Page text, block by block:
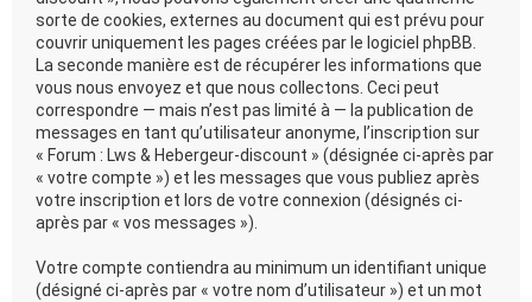
sorte de cookies, externes au document qui est prévu pour
couvrir uniquement les pages créées par le logiciel phpBB.
La seconde manière est de récupérer les informations que
vous nous envoyez et que nous collectons. Ceci peut
correspondre — mais n’est pas limité à — la publication de
messages en tant qu’utilisateur anonyme, l’inscription sur
« Forum : Lws & Hebergeur-discount » (désignée ci-après par
« votre compte ») et les messages que vous publiez après
votre inscription et lors de votre connexion (désignés ci-
après par « vos messages »).
Votre compte contiendra au minimum un identifiant unique
(désigné ci-après par « votre nom d’utilisateur ») et un mot